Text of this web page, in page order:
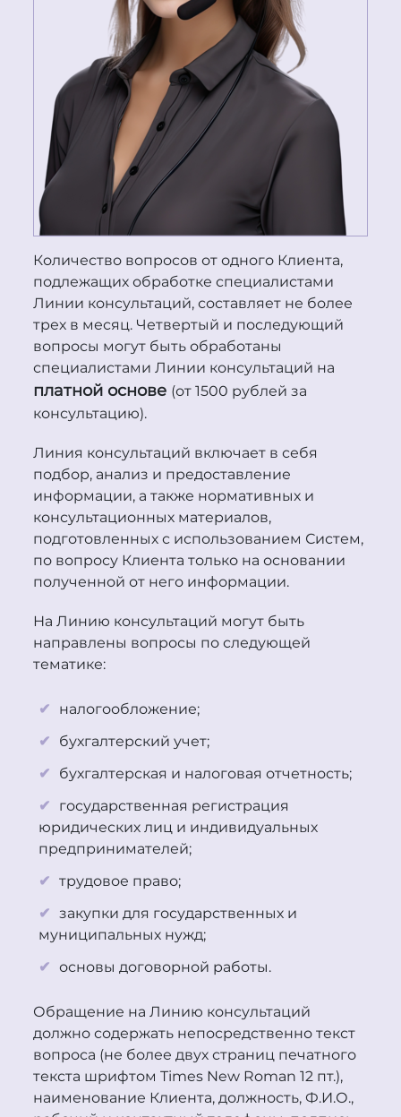
Количество вопросов от одного Клиента,
подлежащих обработке специалистами
Линии консультаций, составляет не более
трех в месяц. Четвертый и последующий
вопросы могут быть обработаны
специалистами Линии консультаций на
платной основе (от 1500 рублей за
консультацию).
Линия консультаций включает в себя
подбор, анализ и предоставление
информации, а также нормативных и
консультационных материалов,
подготовленных с использованием Систем,
по вопросу Клиента только на основании
полученной от него информации.
На Линию консультаций могут быть
направлены вопросы по следующей
тематике:
налогообложение;
бухгалтерский учет;
бухгалтерская и налоговая отчетность;
государственная регистрация
юридических лиц и индивидуальных
предпринимателей;
трудовое право;
закупки для государственных и
муниципальных нужд;
основы договорной работы.
Обращение на Линию консультаций
должно содержать непосредственно текст
вопроса (не более двух страниц печатного
текста шрифтом Times New Roman 12 пт.),
наименование Клиента, должность, Ф.И.О.,